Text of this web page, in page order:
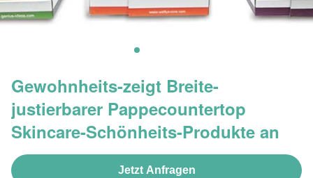
Gewohnheits-zeigt Breite-
justierbarer Pappecountertop
Skincare-Schönheits-Produkte an
Jetzt Anfragen